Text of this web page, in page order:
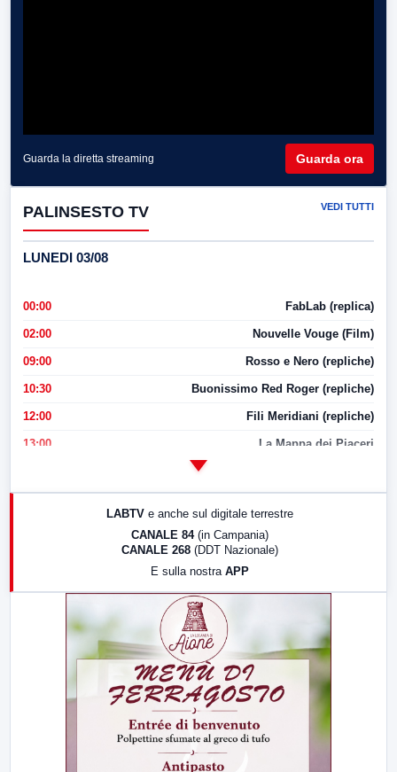
Guarda la diretta streaming Guarda ora
PALINSESTO TV VEDI TUTTI
LUNEDI 03/08
00:00 FabLab (replica)
02:00 Nouvelle Vouge (Film)
09:00 Rosso e Nero (repliche)
10:30 Buonissimo Red Roger (repliche)
12:00 Fili Meridiani (repliche)
13:00 La Mappa dei Piaceri
17:00 LabNews (replica)
LABTV e anche sul digitale terrestre
CANALE 84 (in Campania)
CANALE 268 (DDT Nazionale)
E sulla nostra APP